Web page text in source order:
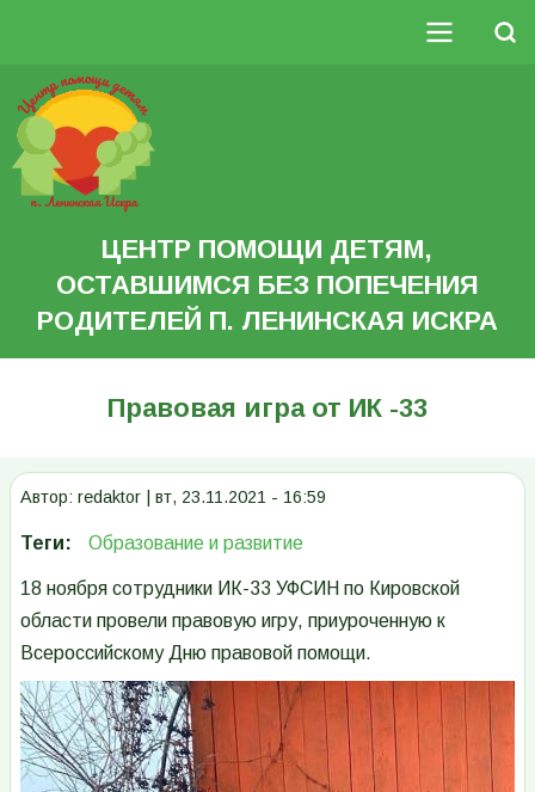
основному
содержанию
Search
Основная
навигация
ЦЕНТР ПОМОЩИ ДЕТЯМ,
ОСТАВШИМСЯ БЕЗ ПОПЕЧЕНИЯ
РОДИТЕЛЕЙ П. ЛЕНИНСКАЯ ИСКРА
Правовая игра от ИК -33
Автор: redaktor вт, 23.11.2021 - 16:59
Теги Образование и развитие
18 ноября сотрудники ИК-33 УФСИН по Кировской
области провели правовую игру, приуроченную к
Всероссийскому Дню правовой помощи.